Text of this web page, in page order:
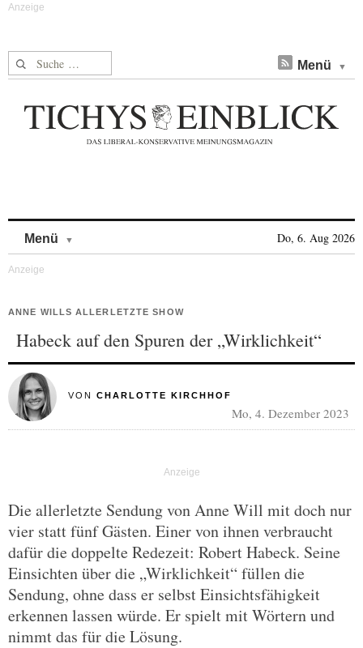
Suche nach: Menü
Menü Do, 6. Aug 2026
ANNE WILLS ALLERLETZTE SHOW
Habeck auf den Spuren der „Wirklichkeit“
VON CHARLOTTE KIRCHHOF
Mo, 4. Dezember 2023
Die allerletzte Sendung von Anne Will mit doch nur
vier statt fünf Gästen. Einer von ihnen verbraucht
dafür die doppelte Redezeit: Robert Habeck. Seine
Einsichten über die „Wirklichkeit“ füllen die
Sendung, ohne dass er selbst Einsichtsfähigkeit
erkennen lassen würde. Er spielt mit Wörtern und
nimmt das für die Lösung.